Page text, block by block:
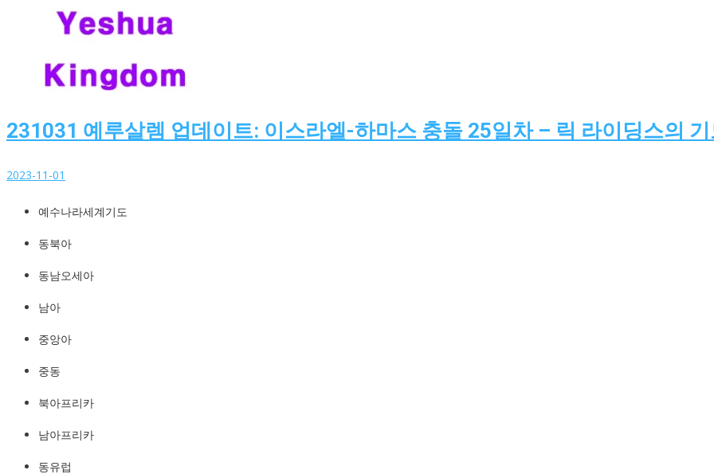
231031 예루살렘 업데이트: 이스라엘-하마스 충돌 25일차 – 릭 라이딩스의 기
2023-11-01
예수나라세계기도
http://YeshuaKingdom.kr
예수나라세계기도
동북아
동남오세아
남아
중앙아
중동
북아프리카
남아프리카
동유럽